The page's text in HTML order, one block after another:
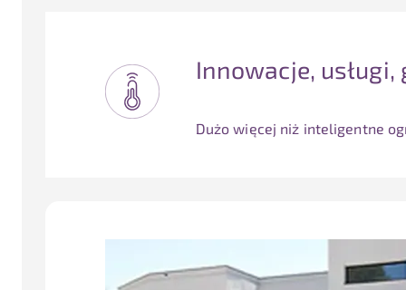
Innowacje,
Dużo więcej niż inteligentne